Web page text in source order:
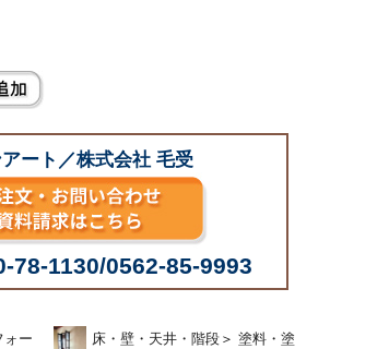
ート／株式会社 毛受
78-1130/0562-85-9993
ォー
床・壁・天井・階段 ＞ 塗料・塗